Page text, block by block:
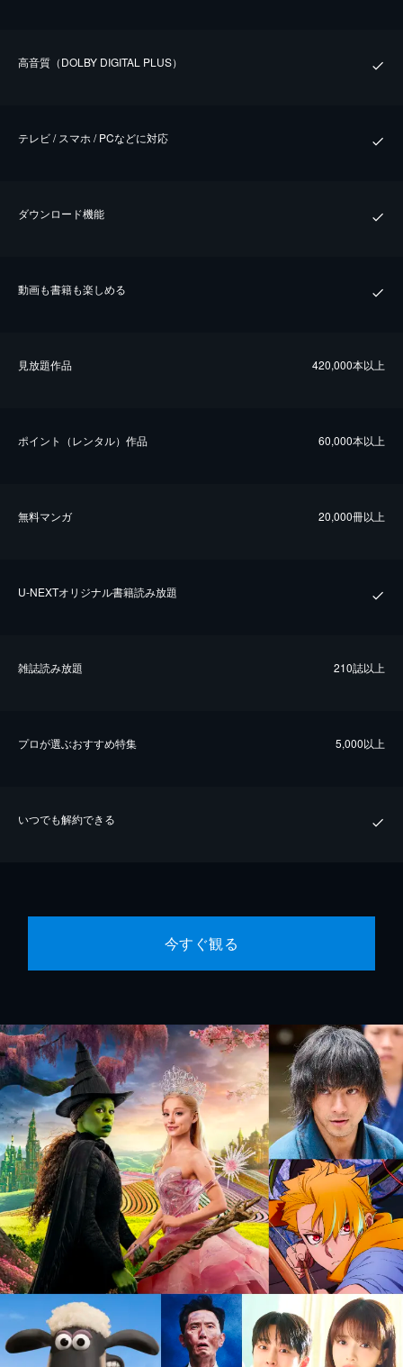
⾼⾳質（DOLBY DIGITAL PLUS）
テレビ / スマホ / PCなどに対応
ダウンロード機能
動画も書籍も楽しめる
⾒放題作品 420,000本以上
ポイント（レンタル）作品 60,000本以上
無料マンガ 20,000冊以上
U-NEXTオリジナル書籍読み放題
雑誌読み放題 210誌以上
プロが選ぶおすすめ特集 5,000以上
いつでも解約できる
今すぐ観る